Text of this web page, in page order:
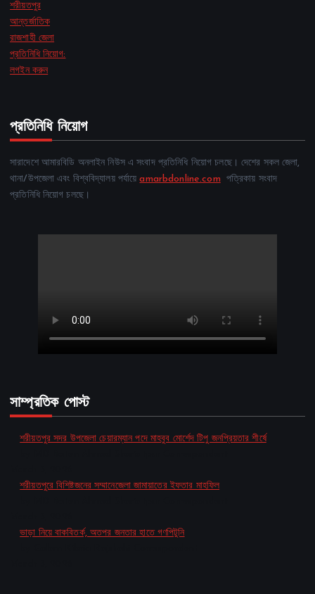
শরীয়তপুর
আন্তর্জাতিক
রাজশাহী জেলা
প্রতিনিধি নিয়োগ:
লগইন করুন
প্রতিনিধি নিয়োগ
সারাদেশে আমারবিডি অনলাইন নিউস এ সংবাদ প্রতিনিধি নিয়োগ চলছে। দেশের সকল জেলা,
থানা/উপজেলা এবং বিশ্ববিদ্যালয় পর্যায়েamarbdonline.comপত্রিকায় সংবাদ
প্রতিনিধি নিয়োগ চলছে।
সাম্প্রতিক পোস্ট
শরীয়তপুর সদর উপজেলা চেয়ারম্যান পদে মাহবুব মোর্শেদ টিপু জনপ্রিয়তার শীর্ষে
শরীয়তপুরে বিশিষ্টজনের সম্মানেজেলা জামায়াতের ইফতার মাহফিল
ভাড়া নিয়ে বাকবিতর্ক, অতপর জনতার হাতে গণপিটুনি